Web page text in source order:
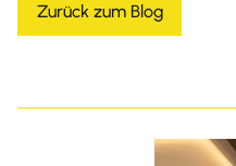
Zurück zum Blog